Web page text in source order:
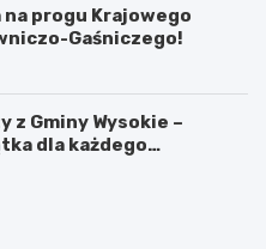
na progu Krajowego
Gaśniczego!
z Gminy Wysokie –
dla każdego